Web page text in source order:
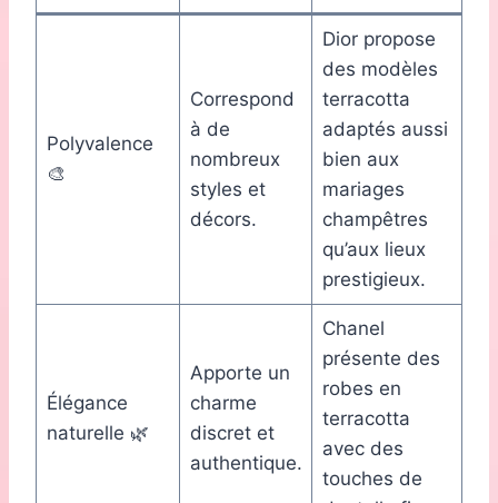
Polyvalence
🎨
Correspond
à de
nombreux
styles et
décors.
Dior propose
des modèles
terracotta
adaptés aussi
bien aux
mariages
champêtres
qu’aux lieux
prestigieux.
Élégance
naturelle 🌿
Apporte un
charme
discret et
authentique.
Chanel
présente des
robes en
terracotta
avec des
touches de